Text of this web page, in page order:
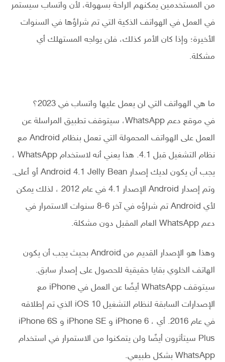
من المستخدمين يمكنهم الراحة بسهولة، لأن واتساب سيستمر
في العمل في الهواتف الذكية التي تم شراؤها في السنوات
الأخيرة؛ وإذا كان الأمر كذلك، فلن يواجه المستهلك أي
مشكلة.
ما هي الهواتف التي لن يعمل عليها واتساب في 2023؟
في موقع دعم WhatsApp، سيتوقف تطبيق المراسلة عن
العمل على الهواتف المحمولة التي تعمل بنظام Android مع
نظام التشغيل قبل 4.1. هذا يعني أنه لاستخدام WhatsApp ،
يجب أن يكون لديك إصدار Android 4.1 Jelly Bean أو أعلى.
وتم إصدار Android الإصدار 4.1 في عام 2012 ، لذلك يمكن
لأي Android تم شراؤه في آخر 6-8 سنوات الاستمرار في
دعم WhatsApp العام المقبل دون مشكلة.
وهذا هو الإصدار القديم من Android بحيث يجب أن يكون
الهاتف الخلوي بقايا حقيقية للحصول على إصدار سابق.
سيتوقف WhatsApp أيضًا عن العمل في iPhone مع
الإصدارات السابقة لنظام التشغيل iOS 10 الذي تم إطلاقه
في عام 2016. أي ، iPhone 6 و iPhone SE و iPhone 6S
Plus سيتأثرون أيضًا ولن يتمكنوا من الاستمرار في استخدام
WhatsApp بشكل طبيعي.